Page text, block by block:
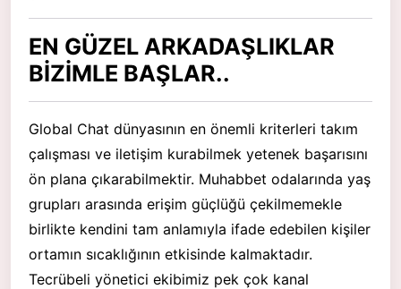
EN GÜZEL ARKADAŞLIKLAR
BİZİMLE BAŞLAR..
Global Chat dünyasının en önemli kriterleri takım
çalışması ve iletişim kurabilmek yetenek başarısını
ön plana çıkarabilmektir. Muhabbet odalarında yaş
grupları arasında erişim güçlüğü çekilmemekle
birlikte kendini tam anlamıyla ifade edebilen kişiler
ortamın sıcaklığının etkisinde kalmaktadır.
Tecrübeli yönetici ekibimiz pek çok kanal